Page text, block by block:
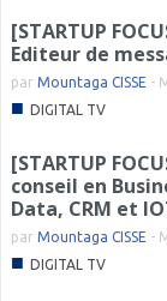
[STARTUP
Editeur de
par Mountaga CISSE -
■ DIGITAL TV
[STARTUP
conseil en
Data, CRM et
par Mountaga CISSE -
■ DIGITAL TV